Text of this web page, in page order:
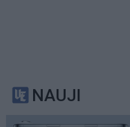
NAUJI